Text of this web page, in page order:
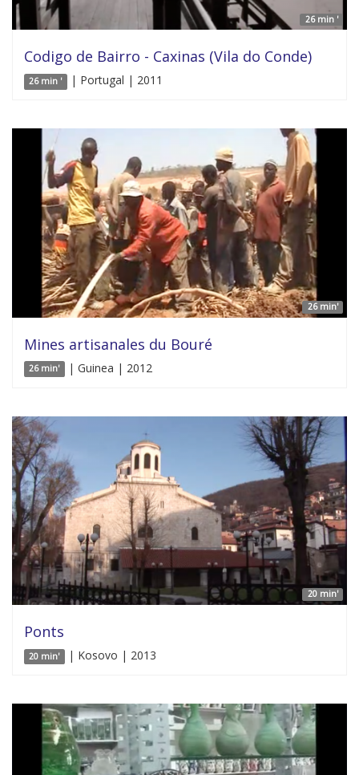
26 min '
Codigo de Bairro - Caxinas (Vila do Conde)
26 min ' | Portugal | 2011
26 min'
Mines artisanales du Bouré
26 min' | Guinea | 2012
20 min'
Ponts
20 min' | Kosovo | 2013